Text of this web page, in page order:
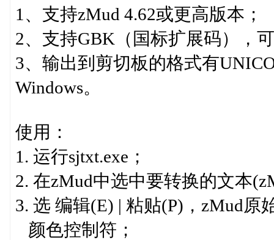
1、支持zMud 4.62或更高版本；
2、支持GBK（国标扩展码），
3、输出到剪切板的格式有
Windows。
使用：
1. 运行sjtxt.exe；
2. 在zMud中选中要转换的文本
3. 选 编辑(E) | 粘贴(P)，zMud
颜色控制符；